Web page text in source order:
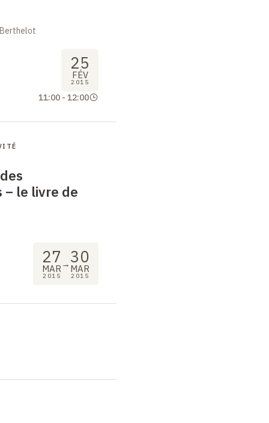
25
FÉV
2015
11:00 - 12:00
– le livre de
27
MAR
2015
→ 30
MAR
2015